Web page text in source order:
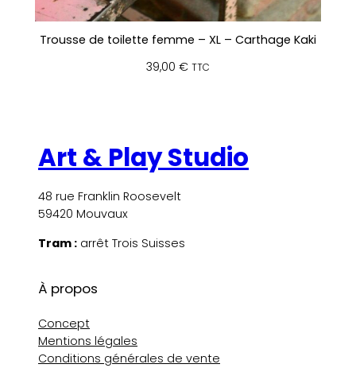
Trousse de toilette femme – XL – Carthage Kaki
39,00 € TTC
Art & Play Studio
48 rue Franklin Roosevelt
59420 Mouvaux
Tram : arrêt Trois Suisses
À propos
Concept
Mentions légales
Conditions générales de vente